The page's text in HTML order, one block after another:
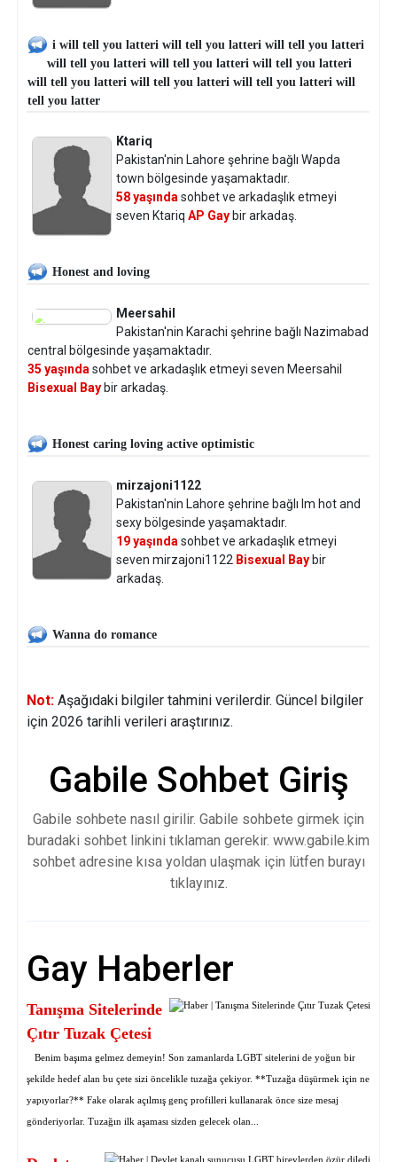
i will tell you latteri will tell you latteri will tell you latteri
will tell you latteri will tell you latteri will tell you latteri
will tell you latteri will tell you latteri will tell you latteri will
tell you latter
Ktariq
Pakistan'nin Lahore şehrine bağlı Wapda
town bölgesinde yaşamaktadır.
58 yaşında sohbet ve arkadaşlık etmeyi
seven KtariqAP Gay bir arkadaş.
Honest and loving
Meersahil
Pakistan'nin Karachi şehrine bağlı Nazimabad
central bölgesinde yaşamaktadır.
35 yaşında sohbet ve arkadaşlık etmeyi seven Meersahil
Bisexual Bay bir arkadaş.
Honest caring loving active optimistic
mirzajoni1122
Pakistan'nin Lahore şehrine bağlı Im hot and
sexy bölgesinde yaşamaktadır.
19 yaşında sohbet ve arkadaşlık etmeyi
seven mirzajoni1122 Bisexual Bay bir
arkadaş.
Wanna do romance
Not: Aşağıdaki bilgiler tahmini verilerdir. Güncel bilgiler
için 2026 tarihli verileri araştırınız.
Gabile Sohbet Giriş
Gabile sohbete nasıl girilir. Gabile sohbete girmek için
buradaki sohbet linkini tıklaman gerekir. www.gabile.kim
sohbet adresine kısa yoldan ulaşmak için lütfen burayı
tıklayınız.
Gay Haberler
Tanışma Sitelerinde
Çıtır Tuzak Çetesi
Benim başıma gelmez demeyin! Son zamanlarda LGBT sitelerini de yoğun bir
şekilde hedef alan bu çete sizi öncelikle tuzağa çekiyor. **Tuzağa düşürmek için ne
yapıyorlar?** Fake olarak açılmış genç profilleri kullanarak önce size mesaj
gönderiyorlar. Tuzağın ilk aşaması sizden gelecek olan...